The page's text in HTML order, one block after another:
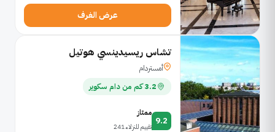
عرض الغرف
تشاس ريسيدينسي هوتيل
أمستردام
3.2 كم من دام سكوير
9.2
ممتاز
تقييم للنزلاء 241